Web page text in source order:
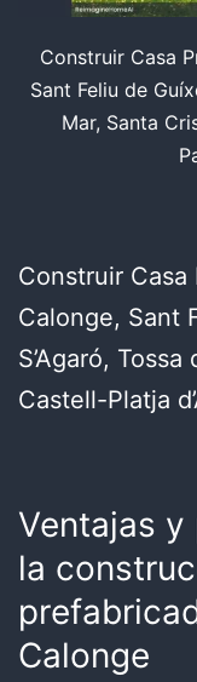
Construir Casa
Sant Feliu de
Mar, Santa
Construir
Calonge, Sant
S’Agaró,
Castell-Platja
Ventajas
la
Calonge